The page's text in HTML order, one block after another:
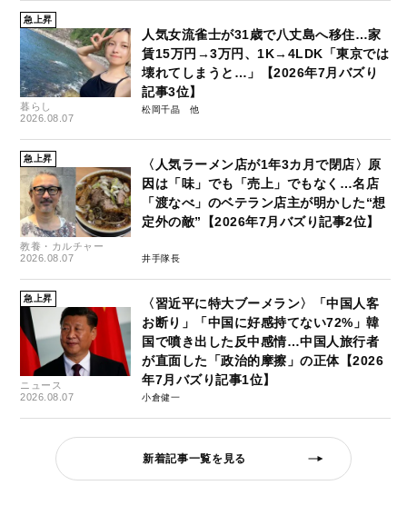
急上昇
暮らし
2026.08.07
人気女流雀士が31歳で八丈島へ移住…家
賃15万円→3万円、1K→4LDK「東京では
壊れてしまうと…」【2026年7月バズり
記事3位】
松岡千晶
急上昇
教養・カルチャー
2026.08.07
〈人気ラーメン店が1年3カ月で閉店〉原
因は「味」でも「売上」でもなく…名店
「渡なべ」のベテラン店主が明かした“想
定外の敵”【2026年7月バズり記事2位】
井手隊長
急上昇
ニュース
2026.08.07
〈習近平に特大ブーメラン〉「中国人客
お断り」「中国に好感持てない72%」韓
国で噴き出した反中感情…中国人旅行者
が直面した「政治的摩擦」の正体【2026
年7月バズり記事1位】
小倉健一
新着記事一覧を見る